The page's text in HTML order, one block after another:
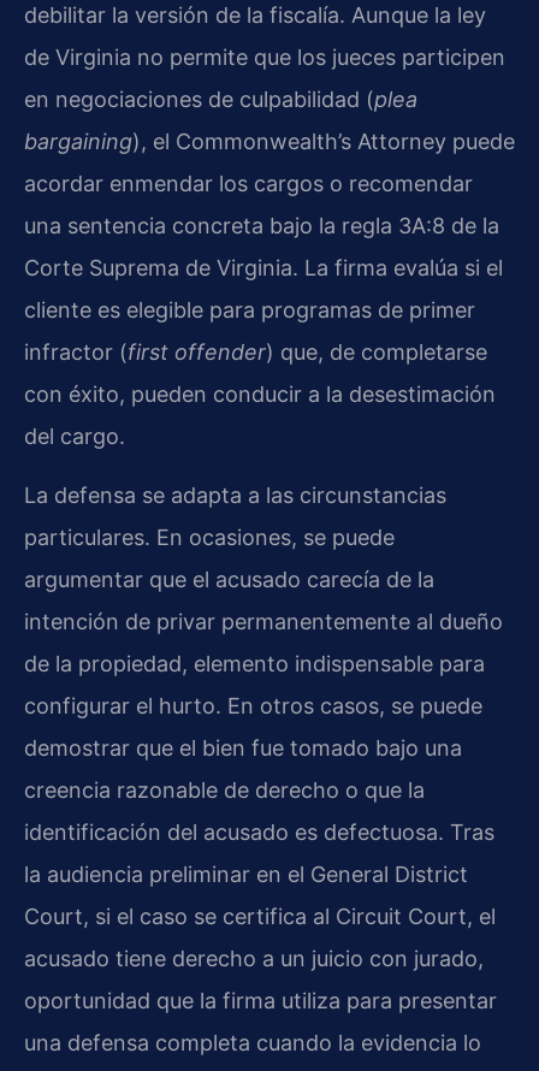
debilitar la versión de la fiscalía. Aunque la ley
de Virginia no permite que los jueces participen
en negociaciones de culpabilidad (plea
bargaining), el Commonwealth’s Attorney puede
acordar enmendar los cargos o recomendar
una sentencia concreta bajo la regla 3A:8 de la
Corte Suprema de Virginia. La firma evalúa si el
cliente es elegible para programas de primer
infractor (first offender) que, de completarse
con éxito, pueden conducir a la desestimación
del cargo.
La defensa se adapta a las circunstancias
particulares. En ocasiones, se puede
argumentar que el acusado carecía de la
intención de privar permanentemente al dueño
de la propiedad, elemento indispensable para
configurar el hurto. En otros casos, se puede
demostrar que el bien fue tomado bajo una
creencia razonable de derecho o que la
identificación del acusado es defectuosa. Tras
la audiencia preliminar en el General District
Court, si el caso se certifica al Circuit Court, el
acusado tiene derecho a un juicio con jurado,
oportunidad que la firma utiliza para presentar
una defensa completa cuando la evidencia lo